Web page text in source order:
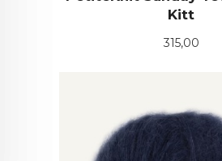
Kitt
Pris
315,00